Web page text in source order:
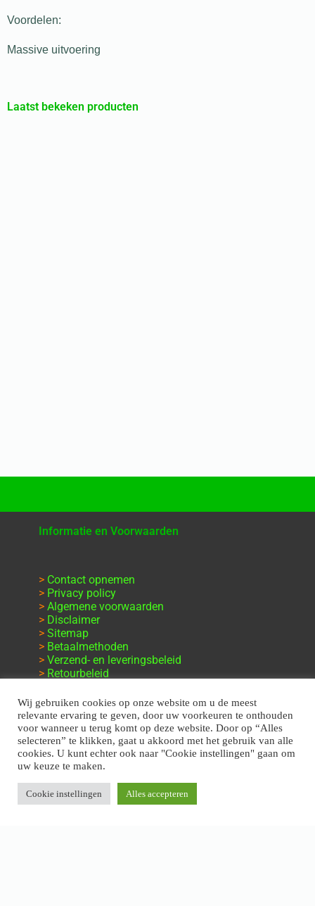
Voordelen:
Massive uitvoering
Laatst bekeken producten
Informatie en Voorwaarden
> Contact opnemen
> Privacy policy
> Algemene voorwaarden
> Disclaimer
> Sitemap
> Betaalmethoden
> Verzend- en leveringsbeleid
> Retourbeleid
Wij gebruiken cookies op onze website om u de meest
relevante ervaring te geven, door uw voorkeuren te onthouden
voor wanneer u terug komt op deze website. Door op “Alles
selecteren” te klikken, gaat u akkoord met het gebruik van alle
cookies. U kunt echter ook naar "Cookie instellingen" gaan om
uw keuze te maken.
Cookie instellingen Alles accepteren